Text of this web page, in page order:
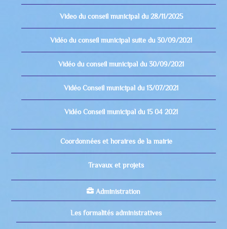
Video du conseil municipal du 28/11/2025
Vidéo du conseil municipal suite du 30/09/2021
Vidéo du conseil municipal du 30/09/2021
Vidéo Conseil municipal du 13/07/2021
Vidéo Conseil municipal du 15 04 2021
Coordonnées et horaires de la mairie
Travaux et projets
Administration
Les formalités administratives